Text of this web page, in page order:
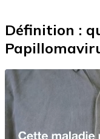
Définition :